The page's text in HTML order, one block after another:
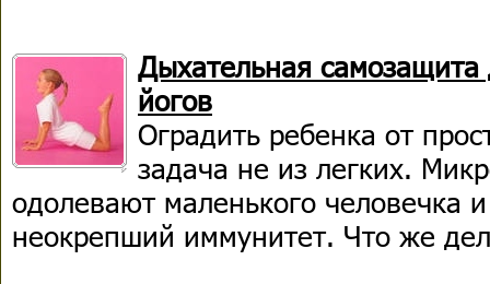
Дыхательная
йогов
Оградить ребенка от
задача не из легких.
одолевают маленького человечка
неокрепший иммунитет. Что же